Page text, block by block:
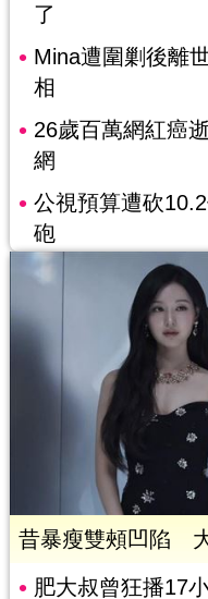
了
Mina遭圍剿後離
相
26歲百萬網紅癌
網
公視預算遭砍
砲
昔暴瘦雙頰凹陷
肥大叔曾狂播17